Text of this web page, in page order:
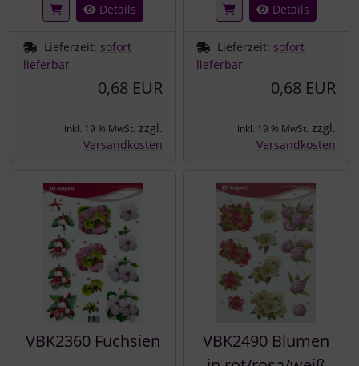
Details
Lieferzeit: sofort
lieferbar
0,68 EUR
inkl. 19 % MwSt. zzgl.
Versandkosten
Details
Lieferzeit: sofort
lieferbar
0,68 EUR
inkl. 19 % MwSt. zzgl.
Versandkosten
VBK2360 Fuchsien
VBK2490 Blumen